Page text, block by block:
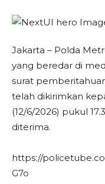
Jakarta – Polda
yang beredar di
surat
telah dikirimkan
(12/6/2026) pukul
diterima.
https://
G7o